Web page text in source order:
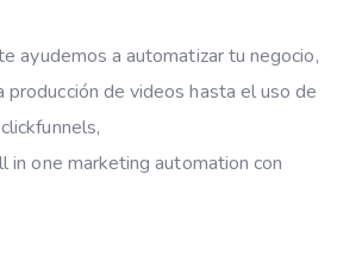
ayudemos a automatizar tu negocio,
de videos hasta el uso de
in one marketing automation con